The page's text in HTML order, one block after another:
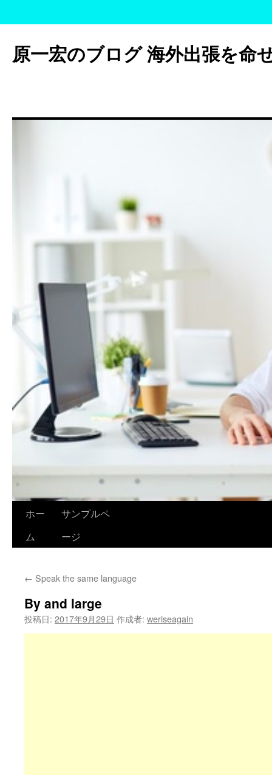
テ
ン
ッ
原一宏のブログ 海外出張を命
ホー
ム
サンプルペ
ージ
← Speak the same language
By and large
投稿日: 2017年9月29日 作成者: weriseagain